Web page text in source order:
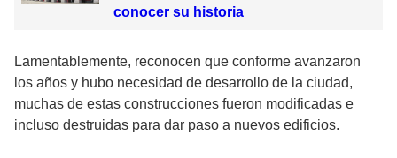
conocer su historia
Lamentablemente, reconocen que conforme avanzaron
los años y hubo necesidad de desarrollo de la ciudad,
muchas de estas construcciones fueron modificadas e
incluso destruidas para dar paso a nuevos edificios.